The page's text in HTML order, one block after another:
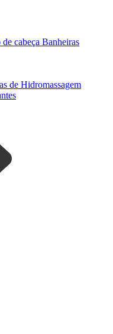
cabeça Banheiras
de Hidromassagem